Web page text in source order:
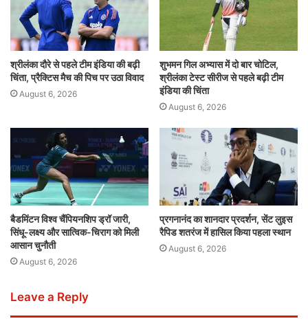
श्रीलंका दौरे से पहले टीम इंडिया की बढ़ी
चिंता, प्रैक्टिस मैच की पिच पर उठा विवाद
August 6, 2026
शुभमन गिल अभ्यास में दो बार चोटिल,
श्रीलंका टेस्ट सीरीज से पहले बढ़ी टीम
इंडिया की चिंता
August 6, 2026
बैडमिंटन विश्व चैंपियनशिप ड्रॉ जारी,
सिंधू-लक्ष्य और सात्विक-चिराग को मिली
आसान चुनौती
August 6, 2026
प्रगनानंद का शानदार प्रदर्शन, सेंट लुइस
रैपिड शतरंज में हासिल किया पहला स्थान
August 6, 2026
Leave a Reply